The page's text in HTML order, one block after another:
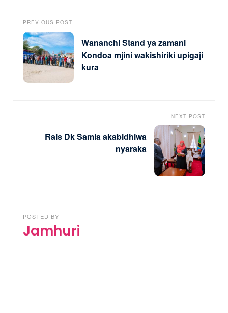
PREVIOUS POST
Wananchi Stand ya zamani
Kondoa mjini wakishiriki upigaji
kura
NEXT POST
Rais Dk Samia akabidhiwa
nyaraka
POSTED BY
Jamhuri